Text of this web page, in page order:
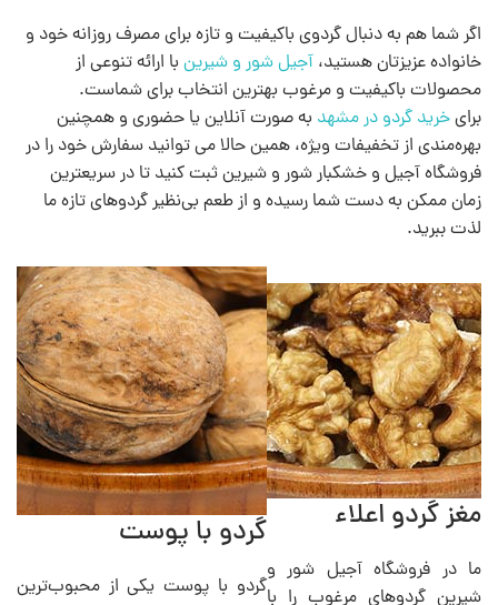
اگر شما هم به دنبال گردوی باکیفیت و تازه برای مصرف روزانه خود و
خانواده عزیزتان هستید، آجیل شور و شیرین با ارائه تنوعی از
محصولات باکیفیت و مرغوب بهترین انتخاب برای شماست.
برایخرید گردو در مشهد به صورت آنلاین یا حضوری و همچنین
بهره‌مندی از تخفیفات ویژه، همین حالا می توانید سفارش خود را در
فروشگاه آجیل و خشکبار شور و شیرین ثبت کنید تا در سریعترین
زمان ممکن به دست شما رسیده و از طعم بی‌نظیر گردوهای تازه ما
لذت ببرید.
مغز گردو اعلاء
ما در فروشگاه آجیل شور و
شیرین گردوهای مرغوب را با
گردو با پوست
گردو با پوست یکی از محبوب‌ترین